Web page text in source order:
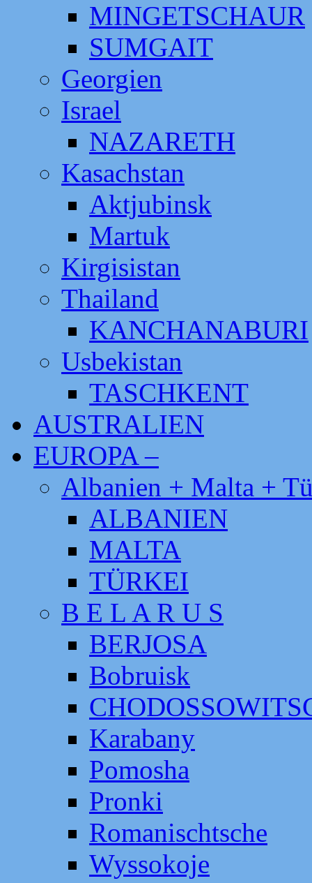
MINGETSCHAUR
SUMGAIT
Georgien
Israel
NAZARETH
Kasachstan
Aktjubinsk
Martuk
Kirgisistan
Thailand
KANCHANABURI
Usbekistan
TASCHKENT
AUSTRALIEN
EUROPA –
Albanien + Malta +
ALBANIEN
MALTA
TÜRKEI
B E L A R U S
BERJOSA
Bobruisk
Karabany
Pomosha
Pronki
Romanischtsche
Wyssokoje